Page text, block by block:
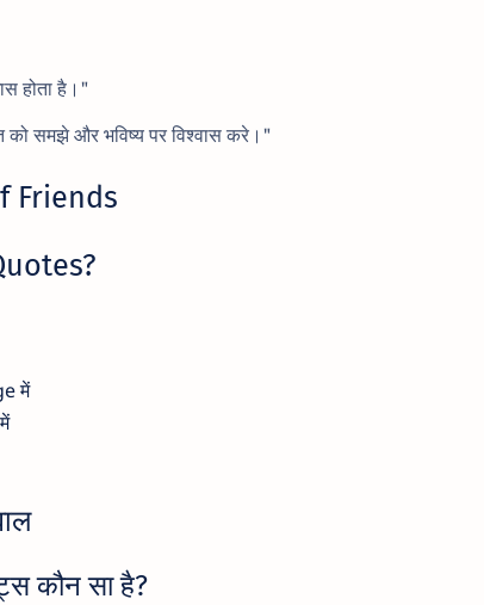
होता है।"
को समझे और भविष्य पर विश्वास करे।"
Friends
में
कौन सा है?